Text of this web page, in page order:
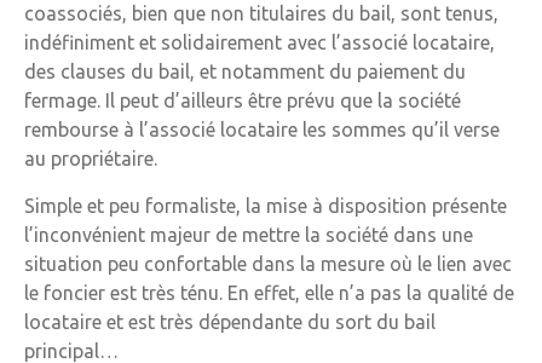
coassociés, bien que non titulaires du bail, sont tenus,
indéfiniment et solidairement avec l’associé locataire,
des clauses du bail, et notamment du paiement du
fermage. Il peut d’ailleurs être prévu que la société
rembourse à l’associé locataire les sommes qu’il verse
au propriétaire.
Simple et peu formaliste, la mise à disposition présente
l’inconvénient majeur de mettre la société dans une
situation peu confortable dans la mesure où le lien avec
le foncier est très ténu. En effet, elle n’a pas la qualité de
locataire et est très dépendante du sort du bail
principal…